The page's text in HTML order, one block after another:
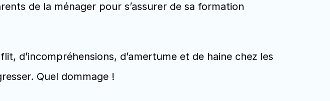
de la ménager pour s’assurer de sa formation
d’incompréhensions, d’amertume et de haine chez les
Quel dommage !